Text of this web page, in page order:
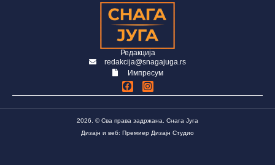
Редакција
redakcija@snagajuga.rs
Импресум
2026. © Сва права задржана. Снага Југа
Дизајн и веб: Премиер Дизајн Студио